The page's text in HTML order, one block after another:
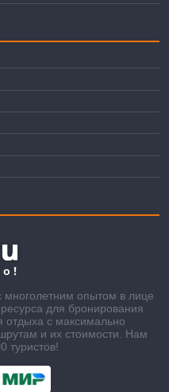
многолетним опытом в лице
для бронирования
отдыха с максимально
и их стоимости. Нам
туристов!